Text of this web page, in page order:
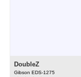
DoubleZ
Gibson EDS-1275